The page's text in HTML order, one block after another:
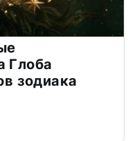
Глоба
зодиака